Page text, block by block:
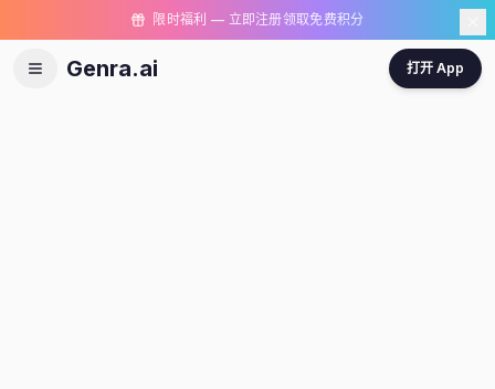
限时福利 — 立即注册领取免费积分
Genra.ai 打开 App